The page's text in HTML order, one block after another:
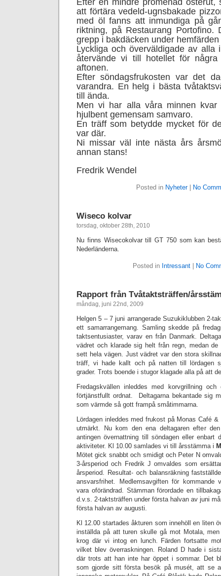
att förtära vedeld-ugnsbakade
med öl fanns att inmundiga på
riktning, på Restaurang
grepp i bakdäcken under
Lyckliga och överväldigade av alla
återvände vi till hotellet för
aftonen.
Efter söndagsfrukosten var det
varandra. En helg i bästa
till ända.
Men vi har alla våra minnen
hjulbent gemensam samvaro.
En träff som betydde mycket för
var där.
Ni missar väl inte nästa års
annan stans!
Fredrik Wendel
Posted in Nyheter| No
Wiseco kolvar
torsdag, oktober 28th, 2010
Nu finns Wisecokolvar till GT 750 som kan
Nederländerna.
Posted in Intressant | No
Rapport från Tvåtaktsträffen/
måndag, juni 22nd, 2009
Helgen 5 – 7 juni arrangerade Suzukiklubben 2-
ett samarrangemang. Samling skedde på
taktsentusiaster, varav en från Danmark.
vädret och klarade sig helt från regn, medan
sett hela vägen. Just vädret var den stora
träff, vi hade kallt och på natten till lördagen
grader. Trots boende i stugor klagade alla på att
Fredagskvällen inleddes med korvgrillning
förtjänstfullt ordnat. Deltagarna bekantade sig
som värmde så gott frampå småtimmarna.
Lördagen inleddes med frukost på Monas Café
utmärkt. Nu kom den ena deltagaren efter
antingen övernattning till söndagen eller enbart
aktiviteter. Kl 10.00 samlades vi till årsstämma i
Mötet gick snabbt och smidigt och Peter N
3-årsperiod och Fredrik J omvaldes som
årsperiod. Resultat- och balansräkning
ansvarsfrihet. Medlemsavgiften för kommande
vara oförändrad. Stämman förordade en
d.v.s. 2-taktsträffen under första halvan av juni
första halvan av augusti.
Kl 12.00 startades åkturen som innehöll en liten
inställda på att turen skulle gå mot Motala,
krog där vi intog en lunch. Färden fortsatte
vilket blev överraskningen. Roland D hade i
där trots att han inte har öppet i sommar. Det
som gjorde sitt första besök på musét, att se